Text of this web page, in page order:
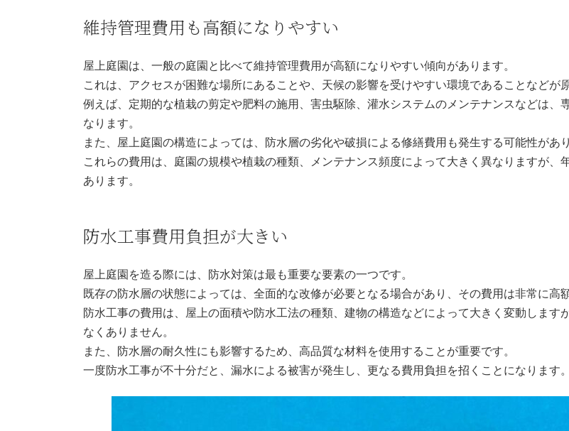
維持管理費用も高額になりやすい
屋上庭園は、一般の庭園と比べて維持管理費用が高額になりやすい傾向があります。
これは、アクセスが困難な場所にあることや、天候の影響を受けやすい環境であることなどが原
例えば、定期的な植栽の剪定や肥料の施用、害虫駆除、灌水システムのメンテナンスなどは
なります。
また、屋上庭園の構造によっては、防水層の劣化や破損による修繕費用も発生する可能性があり
これらの費用は、庭園の規模や植栽の種類、メンテナンス頻度によって大きく異なりますが
あります。
防水工事費用負担が大きい
屋上庭園を造る際には、防水対策は最も重要な要素の一つです。
既存の防水層の状態によっては、全面的な改修が必要となる場合があり、その費用は非常に高
防水工事の費用は、屋上の面積や防水工法の種類、建物の構造などによって大きく変動しま
なくありません。
また、防水層の耐久性にも影響するため、高品質な材料を使用することが重要です。
一度防水工事が不十分だと、漏水による被害が発生し、更なる費用負担を招くことになります。